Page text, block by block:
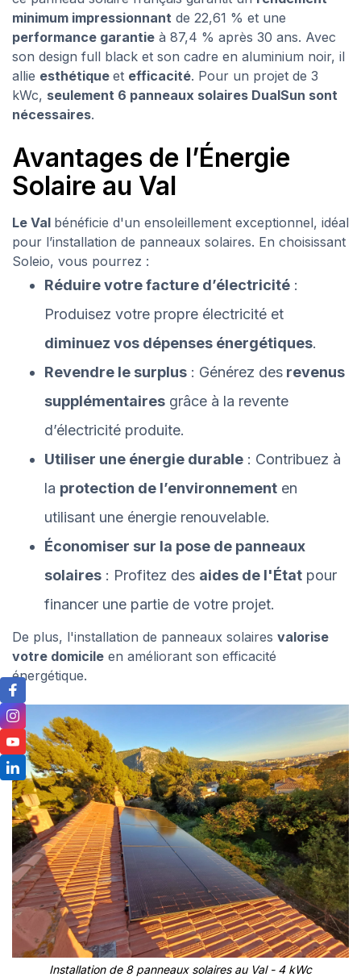
minimum impressionnant de 22,61 % et une
performance garantie à 87,4 % après 30 ans. Avec
son design full black et son cadre en aluminium noir, il
allie esthétique et efficacité. Pour un projet de 3
kWc, seulement 6 panneaux solaires DualSun sont
nécessaires.
Avantages de l’Énergie
Solaire au Val
Le Val bénéficie d'un ensoleillement exceptionnel, idéal
pour l’installation de panneaux solaires. En choisissant
Soleio, vous pourrez :
Réduire votre facture d’électricité :
Produisez votre propre électricité et
diminuez vos dépenses énergétiques.
Revendre le surplus : Générez des revenus
supplémentaires grâce à la revente
d’électricité produite.
Utiliser une énergie durable : Contribuez à
la protection de l’environnement en
utilisant une énergie renouvelable.
Économiser sur la pose de panneaux
solaires : Profitez des aides de l'État pour
financer une partie de votre projet.
De plus, l'installation de panneaux solaires valorise
votre domicile en améliorant son efficacité
énergétique.
Installation de 8 panneaux solaires au Val - 4 kWc